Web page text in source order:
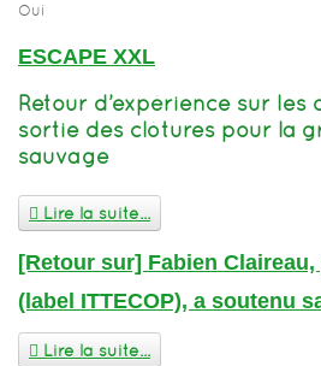
Oui
ESCAPE XXL
Retour d’expérience sur les
sortie des clôtures pour la
sauvage
Lire la suite...
[Retour sur] Fabien Claireau,
(label ITTECOP), a soutenu
Lire la suite...